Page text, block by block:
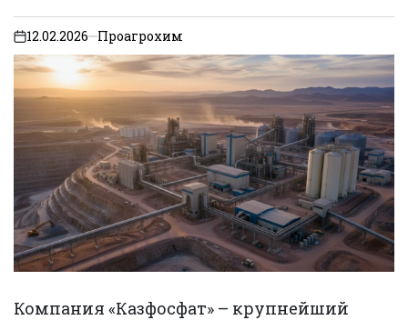
on12.02.2026 Проагрохим
Компания «Казфосфат» – крупнейший